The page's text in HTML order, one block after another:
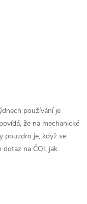
používání je
že na mechanické
pouzdro je, když se
dotaz na ČOI, jak